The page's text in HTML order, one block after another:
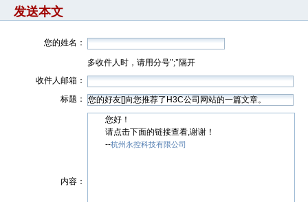
发送本文
您的姓名：
多收件人时，请用分号";"隔开
收件人邮箱：
标题：
内容：
您好！
请点击下面的链接查看,谢谢！
--杭州永控科技有限公司